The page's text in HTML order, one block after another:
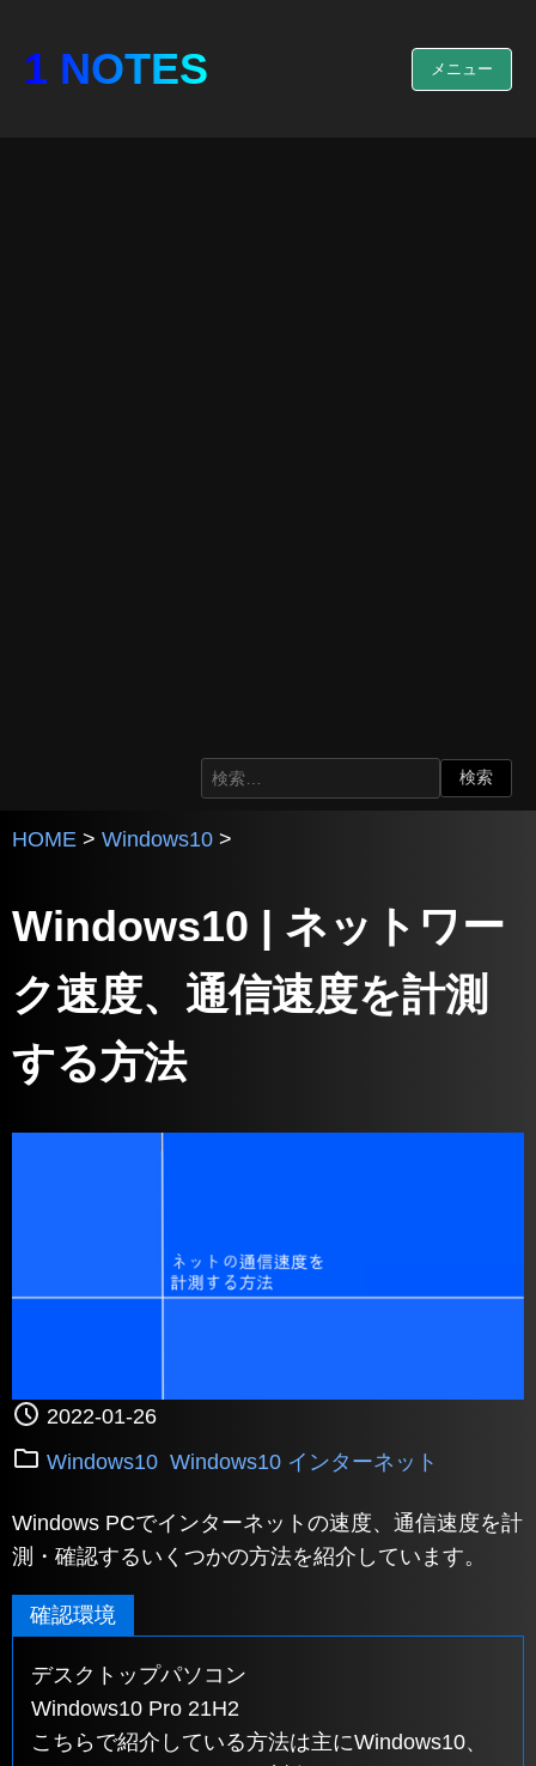
1 NOTES メニュー
HOME > Windows10 >
Windows10 | ネットワー
ク速度、通信速度を計測
する方法
2022-01-26
Windows10 Windows10 インターネット
Windows PCでインターネットの速度、通信速度を計
測・確認するいくつかの方法を紹介しています。
確認環境
デスクトップパソコン
Windows10 Pro 21H2
こちらで紹介している方法は主にWindows10、